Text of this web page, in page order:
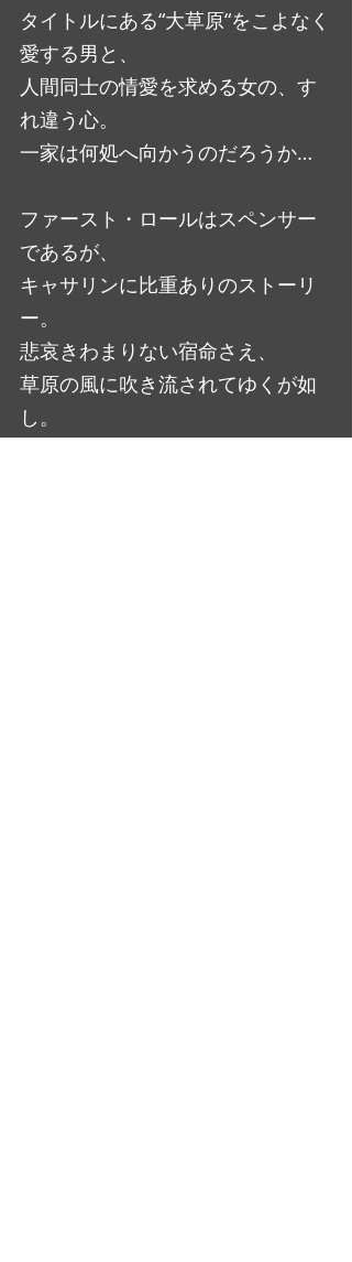
タイトルにある“大草原“をこよなく
愛する男と、
人間同士の情愛を求める女の、す
れ違う心。
一家は何処へ向かうのだろうか…
ファースト・ロールはスペンサー
であるが、
キャサリンに比重ありのストーリ
ー。
悲哀きわまりない宿命さえ、
草原の風に吹き流されてゆくが如
し。